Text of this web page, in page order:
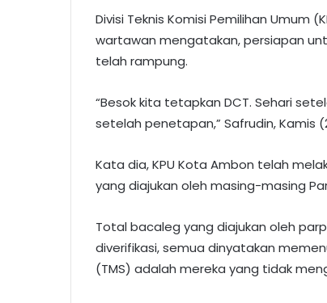
Divisi Teknis Komisi Pemilihan Umum
wartawan mengatakan, persiapan
telah rampung.
“Besok kita tetapkan DCT. Sehari
setelah penetapan,” Safrudin, Kamis
Kata dia, KPU Kota Ambon telah
yang diajukan oleh masing-masing
Total bacaleg yang diajukan oleh
diverifikasi, semua dinyatakan
(TMS) adalah mereka yang tidak